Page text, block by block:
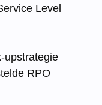
Level
upstrategie
RPO